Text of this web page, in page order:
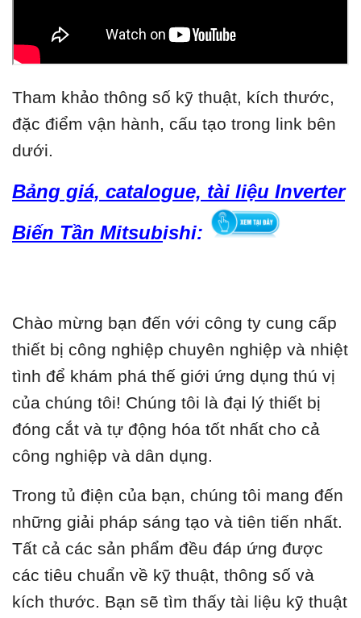
Tham khảo thông số kỹ thuật, kích thước,
đặc điểm vận hành, cấu tạo trong link bên
dưới.
Bảng giá, catalogue, tài liệu Inverter
Biến Tần Mitsubishi:
Chào mừng bạn đến với công ty cung cấp
thiết bị công nghiệp chuyên nghiệp và nhiệt
tình để khám phá thế giới ứng dụng thú vị
của chúng tôi! Chúng tôi là đại lý thiết bị
đóng cắt và tự động hóa tốt nhất cho cả
công nghiệp và dân dụng.
Trong tủ điện của bạn, chúng tôi mang đến
những giải pháp sáng tạo và tiên tiến nhất.
Tất cả các sản phẩm đều đáp ứng được
các tiêu chuẩn về kỹ thuật, thông số và
kích thước. Bạn sẽ tìm thấy tài liệu kỹ thuật